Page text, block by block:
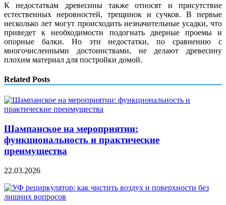
К недостаткам древесины также относят и присутствие
естественных неровностей, трещинок и сучков. В первые
несколько лет могут происходить незначительные усадки, что
приведет к необходимости подогнать дверные проемы и
опорные балки. Но эти недостатки, по сравнению с
многочисленными достоинствами, не делают древесину
плохим материал для постройки домой.
Related Posts
Шампанское на мероприятии:
функциональность и практические
преимущества
22.03.2026